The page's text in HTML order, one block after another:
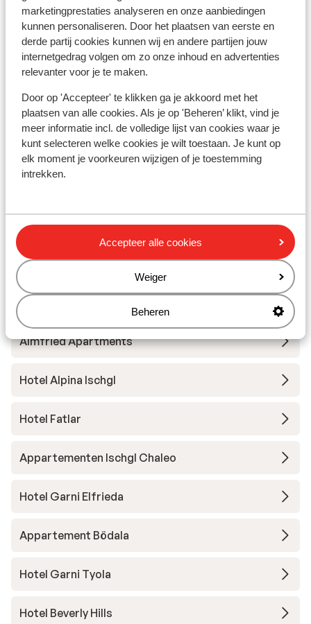
marketingprestaties analyseren en onze aanbiedingen
kunnen personaliseren. Door het plaatsen van eerste en
derde partij cookies kunnen wij en andere partijen jouw
internetgedrag volgen om zo onze inhoud en advertenties
relevanter voor je te maken.
Door op 'Accepteer' te klikken ga je akkoord met het
plaatsen van alle cookies. Als je op 'Beheren’ klikt, vind je
meer informatie incl. de volledige lijst van cookies waar je
kunt selecteren welke cookies je wilt toestaan. Je kunt op
elk moment je voorkeuren wijzigen of je toestemming
intrekken.
Accepteer alle cookies
Weiger
Beheren
Skibushalte: 100 m
Skilift: 4 km
(Mini)supermarkt: 5 km
Restaurant: 50 m
Rustig gelegen
Skipas, -les en verhuur
Skipas
Skimateriaal
Andere accommodaties in Ischgl
Hotel Fliana
Alpin-Apart
Almfried Apartments
Hotel Alpina Ischgl
Hotel Fatlar
Appartementen Ischgl Chaleo
Hotel Garni Elfrieda
Appartement Bödala
Hotel Garni Tyola
Hotel Beverly Hills